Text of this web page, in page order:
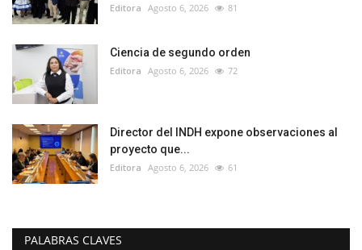
Editora Agosto 6, 2026 81
Ciencia de segundo orden
Editora Agosto 6, 2026 72
Director del INDH expone observaciones al
proyecto que...
Editora Agosto 6, 2026 61
PALABRAS CLAVES